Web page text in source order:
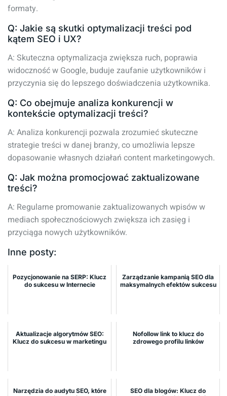
formaty.
Q: Jakie są skutki optymalizacji treści pod
kątem SEO i UX?
A: Skuteczna optymalizacja zwiększa ruch, poprawia
widoczność w Google, buduje zaufanie użytkowników i
przyczynia się do lepszego doświadczenia użytkownika.
Q: Co obejmuje analiza konkurencji w
kontekście optymalizacji treści?
A: Analiza konkurencji pozwala zrozumieć skuteczne
strategie treści w danej branży, co umożliwia lepsze
dopasowanie własnych działań content marketingowych.
Q: Jak można promocjować zaktualizowane
treści?
A: Regularne promowanie zaktualizowanych wpisów w
mediach społecznościowych zwiększa ich zasięg i
przyciąga nowych użytkowników.
Inne posty:
Pozycjonowanie na SERP: Klucz
do sukcesu w Internecie
Zarządzanie kampanią SEO dla
maksymalnych efektów sukcesu
Aktualizacje algorytmów SEO:
Klucz do sukcesu w marketingu
Nofollow link to klucz do
zdrowego profilu linków
Narzędzia do audytu SEO, które
SEO dla blogów: Klucz do